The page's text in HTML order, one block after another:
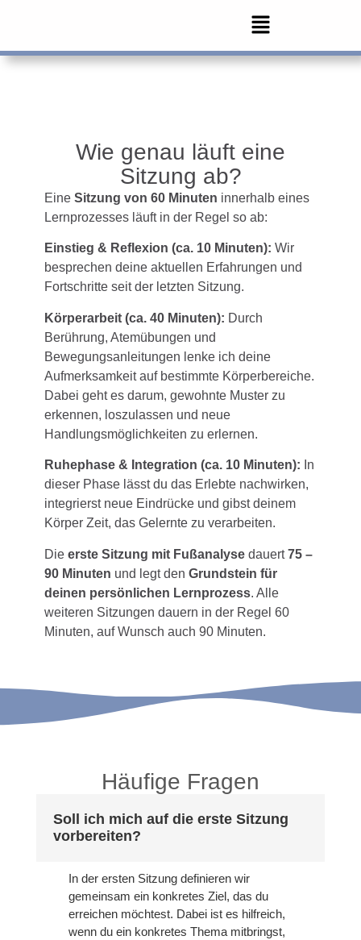
Wie genau läuft eine
Sitzung ab?
Eine Sitzung von 60 Minuten innerhalb eines
Lernprozesses läuft in der Regel so ab:
Einstieg & Reflexion (ca. 10 Minuten): Wir
besprechen deine aktuellen Erfahrungen und
Fortschritte seit der letzten Sitzung.
Körperarbeit (ca. 40 Minuten): Durch
Berührung, Atemübungen und
Bewegungsanleitungen lenke ich deine
Aufmerksamkeit auf bestimmte Körperbereiche.
Dabei geht es darum, gewohnte Muster zu
erkennen, loszulassen und neue
Handlungsmöglichkeiten zu erlernen.
Ruhephase & Integration (ca. 10 Minuten): In
dieser Phase lässt du das Erlebte nachwirken,
integrierst neue Eindrücke und gibst deinem
Körper Zeit, das Gelernte zu verarbeiten.
Die erste Sitzung mit Fußanalyse dauert75 –
90 Minuten und legt den Grundstein für
deinen persönlichen Lernprozess. Alle
weiteren Sitzungen dauern in der Regel 60
Minuten, auf Wunsch auch 90 Minuten.
Häufige Fragen
Soll ich mich auf die erste Sitzung
vorbereiten?
In der ersten Sitzung definieren wir
gemeinsam ein konkretes Ziel, das du
erreichen möchtest. Dabei ist es hilfreich,
wenn du ein konkretes Thema mitbringst,